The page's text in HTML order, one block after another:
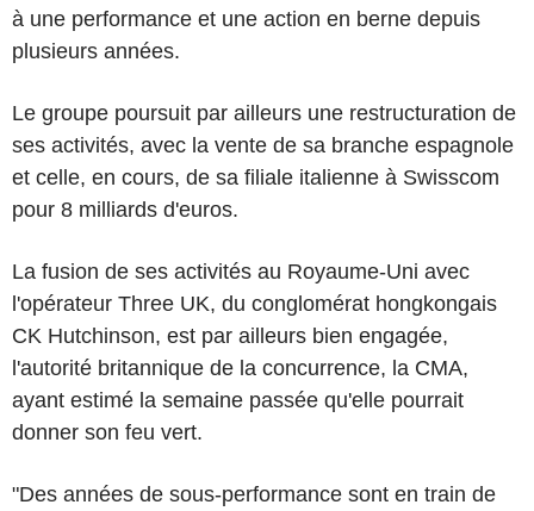
à une performance et une action en berne depuis
plusieurs années.
Le groupe poursuit par ailleurs une restructuration de
ses activités, avec la vente de sa branche espagnole
et celle, en cours, de sa filiale italienne à Swisscom
pour 8 milliards d'euros.
La fusion de ses activités au Royaume-Uni avec
l'opérateur Three UK, du conglomérat hongkongais
CK Hutchinson, est par ailleurs bien engagée,
l'autorité britannique de la concurrence, la CMA,
ayant estimé la semaine passée qu'elle pourrait
donner son feu vert.
"Des années de sous-performance sont en train de